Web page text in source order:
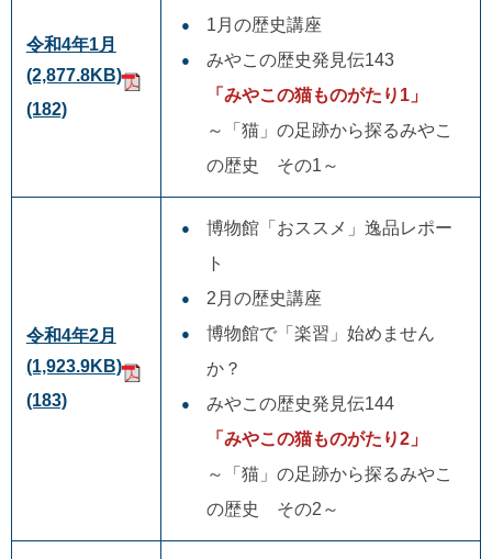
令和4年1月
(2,877.8KB)
(182)
1月の歴史講座
みやこの歴史発見伝143
「みやこの猫ものがたり1」
～「猫」の足跡から探るみやこ
の歴史 その1～
令和4年2月
(1,923.9KB)
(183)
博物館「おススメ」逸品レポー
ト
2月の歴史講座
博物館で「楽習」始めません
か？
みやこの歴史発見伝144
「みやこの猫ものがたり2」
～「猫」の足跡から探るみやこ
の歴史 その2～